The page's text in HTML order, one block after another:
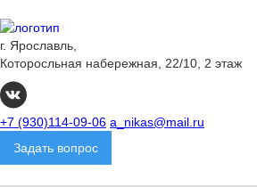
г. Ярославль,
Которосльная набережная, 22/10, 2 этаж
+7 (930)114-09-06 a_nikas@mail.ru
Задать вопрос